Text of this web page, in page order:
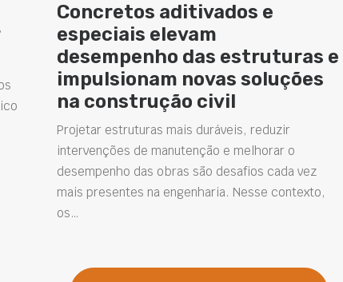
Concretos aditivados e
especiais elevam
desempenho das estruturas e
impulsionam novas soluções
na construção civil
Projetar estruturas mais duráveis, reduzir
intervenções de manutenção e melhorar o
desempenho das obras são desafios cada vez
mais presentes na engenharia. Nesse contexto,
os…